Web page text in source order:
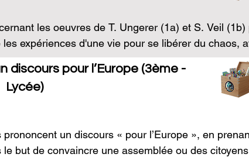
exploitée dans une démarche de type drama. Les
à travers des situations dramatiques propices à
du corps. Ils mobilisent du langage avec un
de la langue étrangère tout son
:
corporel, émotionnel et cognitif des élèves et leur
(empathie, gestion de l'anxiété) et
Guerre mondiale – pour mieux
les oeuvres de T. Ungerer (1a) et S. Veil
expériences d'une vie pour se libérer du chaos,
européenne.
1a, d'étudier en littérature, au cycle 3 ou au cycle
de Tomi Ungerer, éclairé par des extraits de
par des podcasts et des vidéos et de montrer
ses valeurs européennes avec de jeunes
discours pour l’Europe (3ème -
Lycée)
un discours « pour l’Europe », en
but de convaincre une assemblée ou des